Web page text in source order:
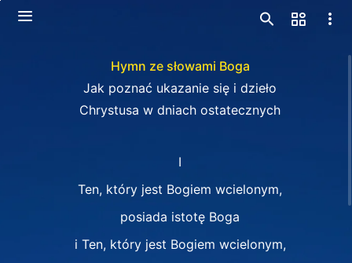
Hymn ze słowami Boga
Jak poznać ukazanie się i dzieło
Chrystusa w dniach ostatecznych
I
Ten, który jest Bogiem wcielonym,
posiada istotę Boga
i Ten, który jest Bogiem wcielonym,